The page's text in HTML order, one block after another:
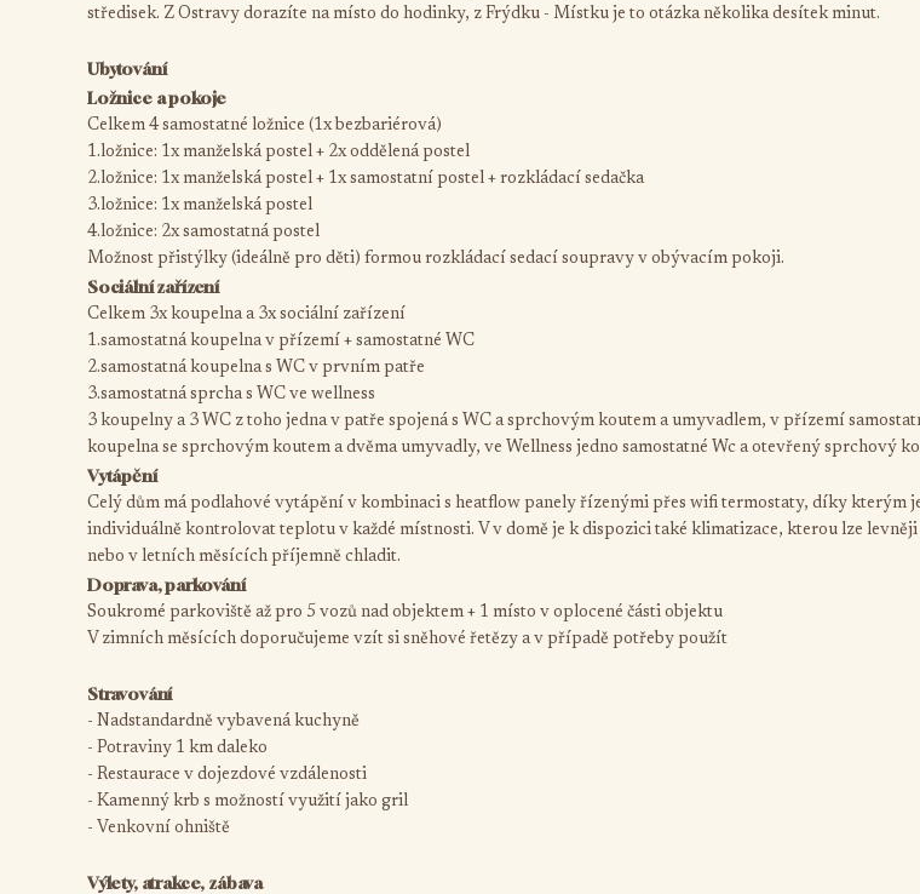
středisek. Z Ostravy dorazíte na místo do hodinky, z Frýdku - Místku je to otázka několika desítek minut.
Ubytování
Ložnice a pokoje
Celkem 4 samostatné ložnice (1x bezbariérová)
1.ložnice: 1x manželská postel + 2x oddělená postel
2.ložnice: 1x manželská postel + 1x samostatní postel + rozkládací sedačka
3.ložnice: 1x manželská postel
4.ložnice: 2x samostatná postel
Možnost přistýlky (ideálně pro děti) formou rozkládací sedací soupravy v obývacím pokoji.
Sociální zařízení
Celkem 3x koupelna a 3x sociální zařízení
1.samostatná koupelna v přízemí + samostatné WC
2.samostatná koupelna s WC v prvním patře
3.samostatná sprcha s WC ve wellness
3 koupelny a 3 WC z toho jedna v patře spojená s WC a sprchovým koutem a umyvadlem, v přízemí
koupelna se sprchovým koutem a dvěma umyvadly, ve Wellness jedno samostatné Wc a otevřený sprchový
Vytápění
Celý dům má podlahové vytápění v kombinaci s heatflow panely řízenými přes wifi termostaty, díky kterým
individuálně kontrolovat teplotu v každé místnosti. V v domě je k dispozici také klimatizace, kterou lze
nebo v letních měsících příjemně chladit.
Doprava, parkování
Soukromé parkoviště až pro 5 vozů nad objektem + 1 místo v oplocené části objektu
V zimních měsících doporučujeme vzít si sněhové řetězy a v případě potřeby použít
Stravování
- Nadstandardně vybavená kuchyně
- Potraviny 1 km daleko
- Restaurace v dojezdové vzdálenosti
- Kamenný krb s možností využití jako gril
- Venkovní ohniště
Výlety, atrakce, zábava